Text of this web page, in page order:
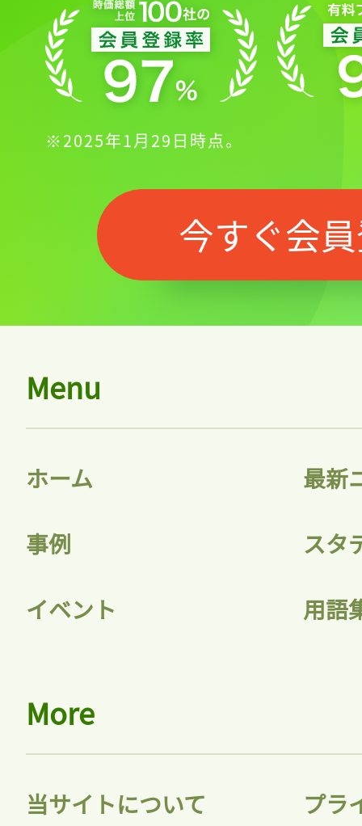
ログインが必
会員登録
※2025年1月29日時点。
今すぐ会
Menu
ホーム 最新
事例 スタ
イベント 用語
More
当サイトについて プラ